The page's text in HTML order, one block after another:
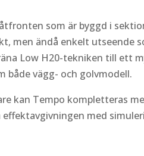
som är byggd i
men ändå enkelt utseende
Low H20-tekniken till ett
både vägg- och golvmodell.
kan Tempo kompletteras
med